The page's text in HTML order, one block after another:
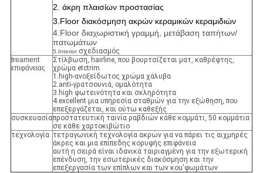
2. άκρη πλαισίων προστασίας
3.Floor διακόσμηση ακρών κεραμικών κεραμιδιών
4.Floor διαχωριστική γραμμή, μετάβαση ταπήτων/
πατωμάτων
5.Interiorσχεδιασμός
treament
επιφάνειας
Στίλβωση, hairline, που βουρτσίζεται ματ, καθρέφτης,
χρώμα etctrim
1.high-ανοξείδωτος χρώμα χάλυβα
2.anti-γρατσουνιά, ομαλότητα
3.high φωτεινότητα και σκληρότητα
4.excellent μια υπηρεσία σταθμών για την εξώθηση, που
επεξεργάζεται, και ούτω καθεξής
συσκευασίαπροστατευτική ταινία ραβδιών κάθε κομμάτι, 50 κομμάτια
σε κάθε χαρτοκιβώτιο
τεχνολογία τετραγωνική τεχνολογία ακρών για να πάρει τις αιχμηρές
άκρες και μια επίπεδης κορυφής επιφάνεια
αυτή η σειρά είναι ιδανικά ταιριαγμένη για την εξωτερική
επένδυση, την εσωτερικές διακόσμηση και την
επεξεργασία των επίπλων και των κοu'φωμάτων